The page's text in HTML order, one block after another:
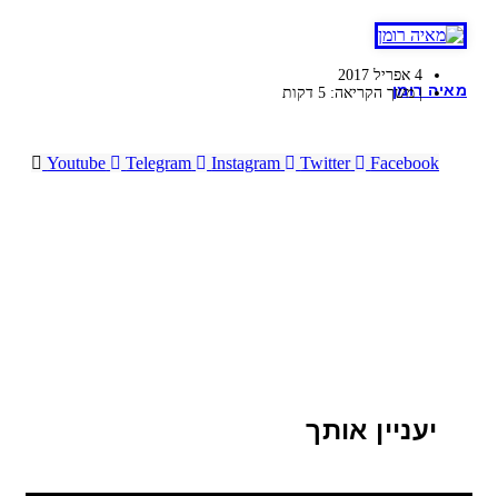
מאיה רומן
4 אפריל 2017
| משך הקריאה: 5 דקות
Youtube Telegram Instagram Twitter Facebook
יעניין אותך